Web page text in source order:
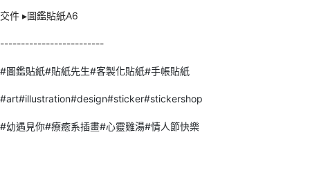
交件 ▸圖鑑貼紙A6
-------------------------
#圖鑑貼紙#貼紙先生#客製化貼紙#手帳貼紙
#art#illustration#design#sticker#stickershop
#幼遇見你#療癒系插畫#心靈雞湯#情人節快樂